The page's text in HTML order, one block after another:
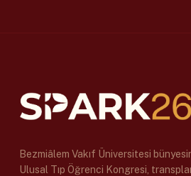
Bezmiâlem Vakıf Üniversitesi
Ulusal Tıp Öğrenci Kongresi,